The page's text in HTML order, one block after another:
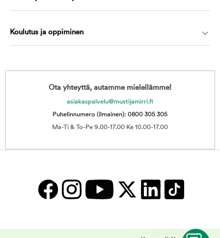
Koulutus ja oppiminen
Ota yhteyttä, autamme mielellämme!
asiakaspalvelu@mustijamirri.fi
Puhelinnumero (ilmainen): 0800 305 305
Ma-Ti & To-Pe 9.00-17.00 Ke 10.00-17.00